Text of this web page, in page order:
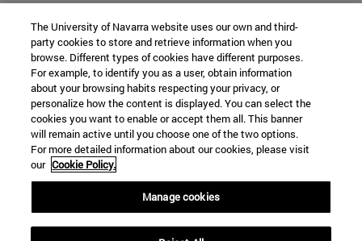
The University of Navarra website uses our own and third-
party cookies to store and retrieve information when you
browse. Different types of cookies have different purposes.
For example, to identify you as a user, obtain information
about your browsing habits respecting your privacy, or
personalize how the content is displayed. You can select the
cookies you want to enable or accept them all. This banner
will remain active until you choose one of the two options.
For more detailed information about our cookies, please visit
our Cookie Policy.
Manage cookies